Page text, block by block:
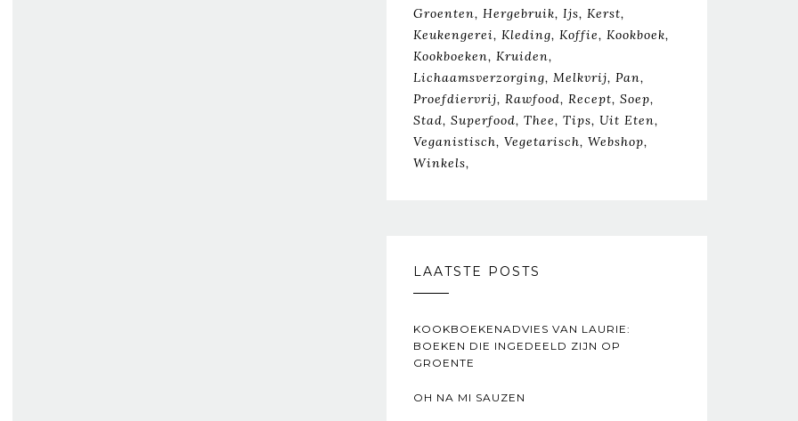
Groenten
Hergebruik Ijs
Kerst
Keukengerei
Kleding Koffie
Kookboek
Kookboeken
Kruiden
Lichaamsverzorging
Melkvrij
Pan
Proefdiervrij
Rawfood Recept Soep
Stad Superfood Thee Tips Uit Eten
Veganistisch Vegetarisch Webshop
Winkels
LAATSTE POSTS
KOOKBOEKENADVIES VAN LAURIE:
BOEKEN DIE INGEDEELD ZIJN OP
GROENTE
OH NA MI SAUZEN